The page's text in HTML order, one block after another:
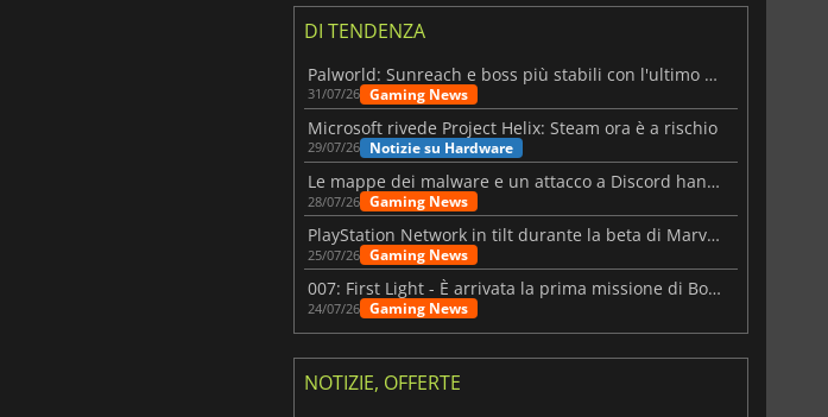
DI TENDENZA
Palworld: Sunreach e boss più stabili con l'ultimo update
31/07/26 Gaming News
Microsoft rivede Project Helix: Steam ora è a rischio
29/07/26 Notizie su Hardware
Le mappe dei malware e un attacco a Discord hanno colpito Meccha Chameleon
28/07/26 Gaming News
PlayStation Network in tilt durante la beta di Marvel Tōkon
25/07/26 Gaming News
007: First Light - È arrivata la prima missione di Bond dopo il lancio
24/07/26 Gaming News
NOTIZIE, OFFERTE